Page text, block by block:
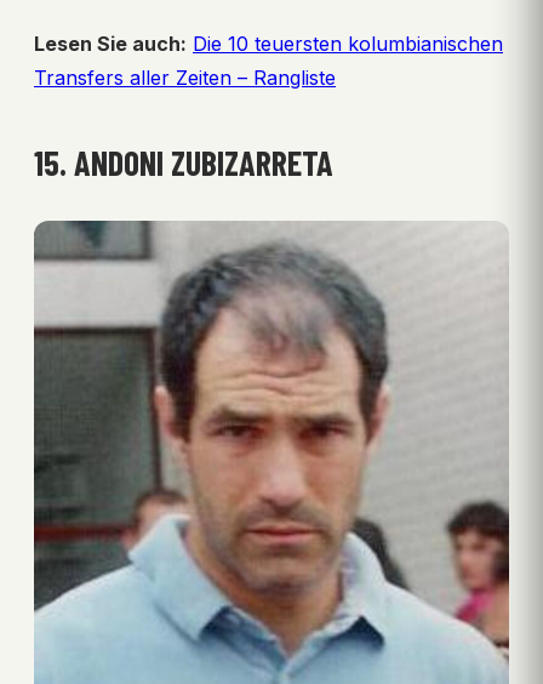
Lesen Sie auch: Die 10 teuersten kolumbianischen
Transfers aller Zeiten – Rangliste
15. ANDONI ZUBIZARRETA